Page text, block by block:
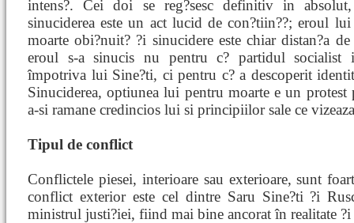
intens?. Cei doi se reg?sesc definitiv in
sinuciderea este un act lucid de con?tiin??; eroul
moarte obi?nuit? ?i sinucidere este chiar distan?a
eroul s-a sinucis nu pentru c? partidul socialist
împotriva lui Sine?ti, ci pentru c? a descoperit
Sinuciderea, optiunea lui pentru moarte e un
a-si ramane credincios lui si principiilor sale ce
Tipul de conflict
Conflictele piesei, interioare sau exterioare, sunt
conflict exterior este cel dintre Saru Sine?ti ?i
ministrul justi?iei, fiind mai bine ancorat în realitate